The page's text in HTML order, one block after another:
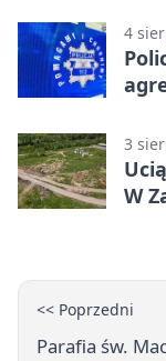
4
3
W
<< Poprzedni
Parafia św.